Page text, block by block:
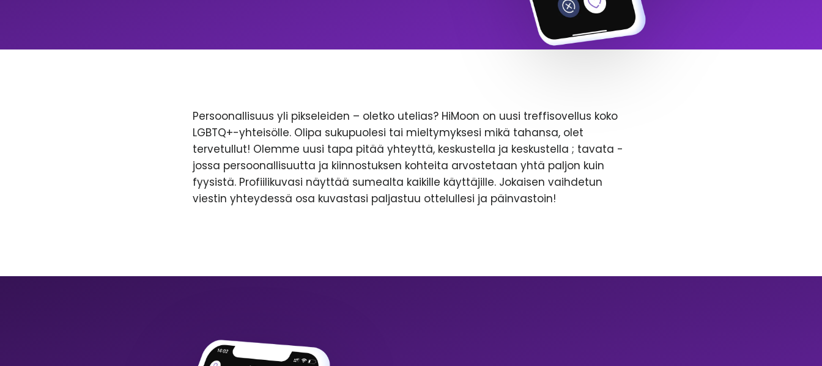
Persoonallisuus yli pikseleiden – oletko utelias? HiMoon on uusi treffisovellus koko
LGBTQ+-yhteisölle. Olipa sukupuolesi tai mieltymyksesi mikä tahansa, olet
tervetullut! Olemme uusi tapa pitää yhteyttä, keskustella ja keskustella ; tavata -
jossa persoonallisuutta ja kiinnostuksen kohteita arvostetaan yhtä paljon kuin
fyysistä. Profiilikuvasi näyttää sumealta kaikille käyttäjille. Jokaisen vaihdetun
viestin yhteydessä osa kuvastasi paljastuu ottelullesi ja päinvastoin!